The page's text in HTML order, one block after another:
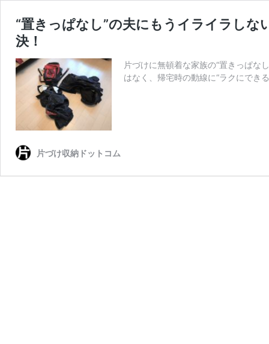
“置きっぱなし”の夫にもうイライラしな
決！
片づけに無頓着な家族の“置きっぱな
はなく、帰宅時の動線に“ラクにでき
片づけ収納ドットコム